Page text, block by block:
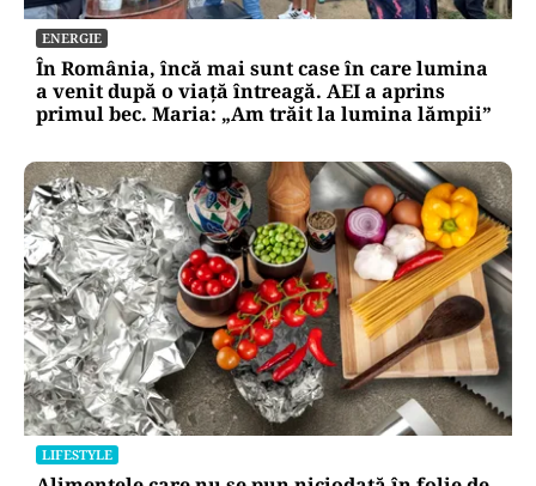
ENERGIE
În România, încă mai sunt case în care lumina
a venit după o viață întreagă. AEI a aprins
primul bec. Maria: „Am trăit la lumina lămpii”
LIFESTYLE